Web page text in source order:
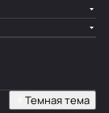
Темная тема